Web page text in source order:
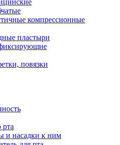
компрессионные
пластыри
повязки
рта
и насадки к ним